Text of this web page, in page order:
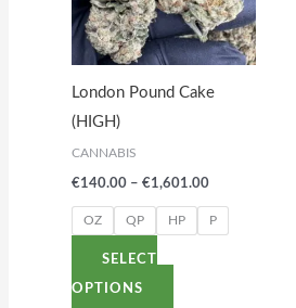
London Pound Cake
(HIGH)
CANNABIS
€140.00 – €1,601.00
OZ QP HP P
SELECT
OPTIONS
variants.
The
options
may
on
the